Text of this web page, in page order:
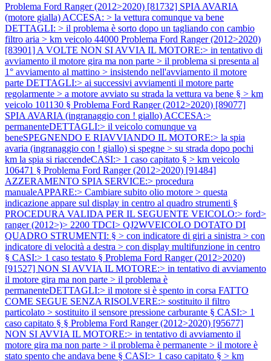
Problema Ford Ranger (2012>2020) [81732] SPIA AVARIA
(motore gialla) ACCESA: > la vettura comunque va bene
DETTAGLI: > il problema è sorto dopo un tagliando con cambio
filtro aria > km veicolo 44000 Problema Ford Ranger (2012>2020)
[83901] A VOLTE NON SI AVVIA IL MOTORE:> in tentativo di
avviamento il motore gira ma non parte > il problema si presenta al
1° avviamento al mattino > insistendo nell'avviamento il motore
parte DETTAGLI:> ai successivi avviamenti il motore parte
regolarmente > a motore avviato su strada la vettura va bene § > km
veicolo 101130 § Problema Ford Ranger (2012>2020) [89077]
SPIA AVARIA (ingranaggio con ! giallo) ACCESA:>
permanenteDETTAGLI:> il veicolo comunque va
beneSPEGNENDO E RIAVVIANDO IL MOTORE:> la spia
avaria (ingranaggio con ! giallo) si spegne > su strada dopo pochi
km la spia si riaccendeCASI:> 1 caso capitato § > km veicolo
106471 § Problema Ford Ranger (2012>2020) [91484]
AZZERAMENTO SPIA SERVICE:> procedura
manualeAPPARE:> Cambiare subito olio motore > questa
indicazione appare sul display in centro al quadro strumenti §
PROCEDURA VALIDA PER IL SEGUENTE VEICOLO:> ford>
ranger (2012>)> 2200 TDCI> QJ2WVEICOLO DOTATO DI
QUADRO STRUMENTI: § > con indicatore di giri a sinistra > con
indicatore di velocità a destra > con display multifunzione in centro
§ CASI:> 1 caso testato § Problema Ford Ranger (2012>2020)
[91527] NON SI AVVIA IL MOTORE:> in tentativo di avviamento
il motore gira ma non parte > il problema è
permanenteDETTAGLI:> il motore si è spento in corsa FATTO
COME SEGUE SENZA RISOLVERE:> sostituito il filtro
particolato > sostituito il sensore pressione carburante § CASI:> 1
caso capitato § § Problema Ford Ranger (2012>2020) [95677]
NON SI AVVIA IL MOTORE:> in tentativo di avviamento il
motore gira ma non parte > il problema è permanente > il motore è
stato spento che andava bene § CASI:> 1 caso capitato § > km